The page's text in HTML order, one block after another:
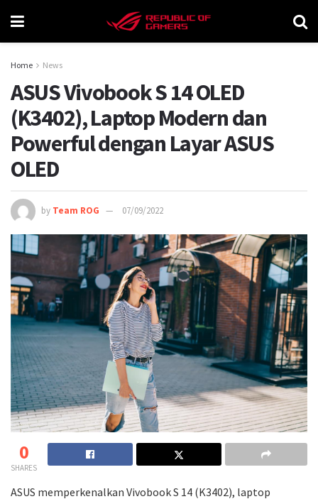
Home News
ASUS Vivobook S 14 OLED
(K3402), Laptop Modern dan
Powerful dengan Layar ASUS
OLED
by Team ROG 07/09/2022
0
SHARES
ASUS memperkenalkan Vivobook S 14 (K3402), laptop